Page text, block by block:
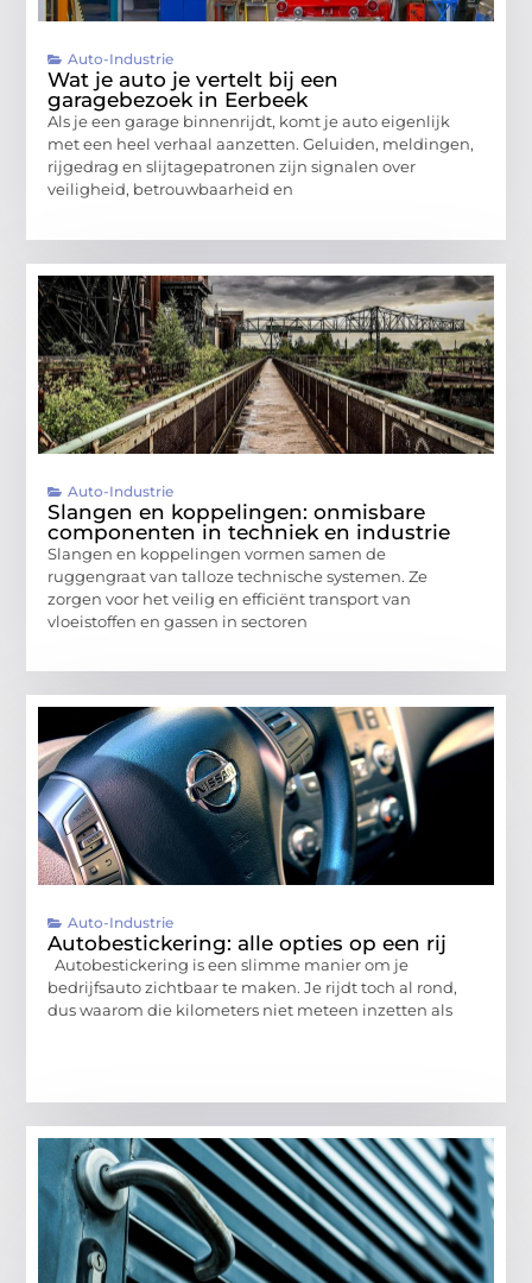
Auto-Industrie
Wat je auto je vertelt bij een
garagebezoek in Eerbeek
Als je een garage binnenrijdt, komt je auto eigenlijk
met een heel verhaal aanzetten. Geluiden, meldingen,
rijgedrag en slijtagepatronen zijn signalen over
veiligheid, betrouwbaarheid en
Auto-Industrie
Slangen en koppelingen: onmisbare
componenten in techniek en industrie
Slangen en koppelingen vormen samen de
ruggengraat van talloze technische systemen. Ze
zorgen voor het veilig en efficiënt transport van
vloeistoffen en gassen in sectoren
Auto-Industrie
Autobestickering: alle opties op een rij
Autobestickering is een slimme manier om je
bedrijfsauto zichtbaar te maken. Je rijdt toch al rond,
dus waarom die kilometers niet meteen inzetten als